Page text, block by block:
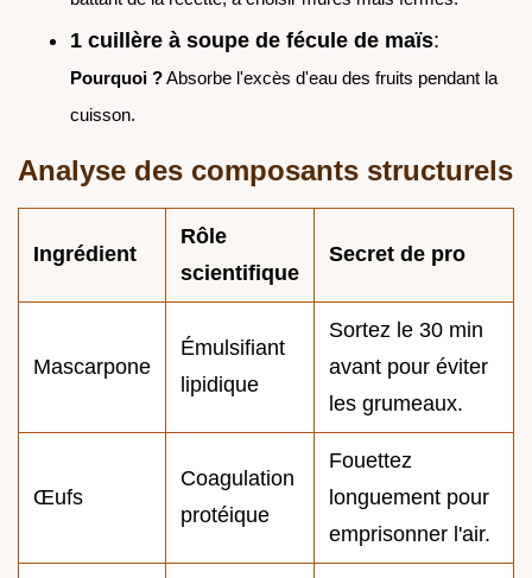
1 cuillère à soupe de fécule de maïs:
Pourquoi ?Absorbe l'excès d'eau des fruits pendant la
cuisson.
Analyse des composants structurels
Ingrédient
Rôle
scientifique
Secret de pro
Mascarpone
Émulsifiant
lipidique
Sortez le 30 min
avant pour éviter
les grumeaux.
Œufs
Coagulation
protéique
Fouettez
longuement pour
emprisonner l'air.